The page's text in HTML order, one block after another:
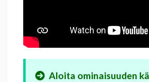
Aloita ominaisuuden